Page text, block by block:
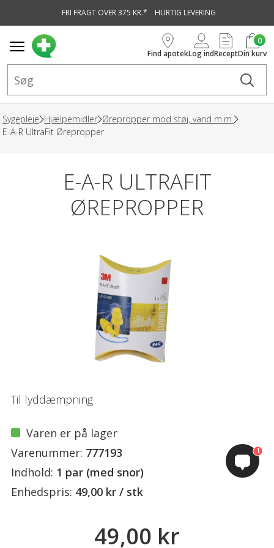
FRI FRAGT OVER 375 KR.* HURTIG LEVERING
Find apotekLog indRecept
0
Din kurv
Sygepleje Hjælpemidler Ørepropper mod støj, vand m.m.
E-A-R UltraFit Ørepropper
E-A-R ULTRAFIT
ØREPROPPER
Til lyddæmpning
Varen er på lager
Varenummer: 777193
Indhold: 1 par (med snor)
Enhedspris: 49,00 kr / stk
49,00 kr
1